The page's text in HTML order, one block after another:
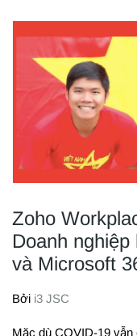
Zoho
Doanh
và Microsoft
Bởi i3 JSC
Mặc dù COVID-19